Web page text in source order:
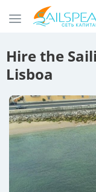
Hire the
Lisboa